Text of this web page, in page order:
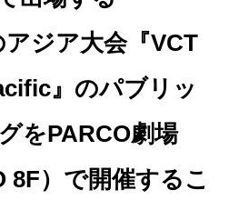
ジア大会『VCT
』のパブリッ
をPARCO劇場
8F）で開催するこ